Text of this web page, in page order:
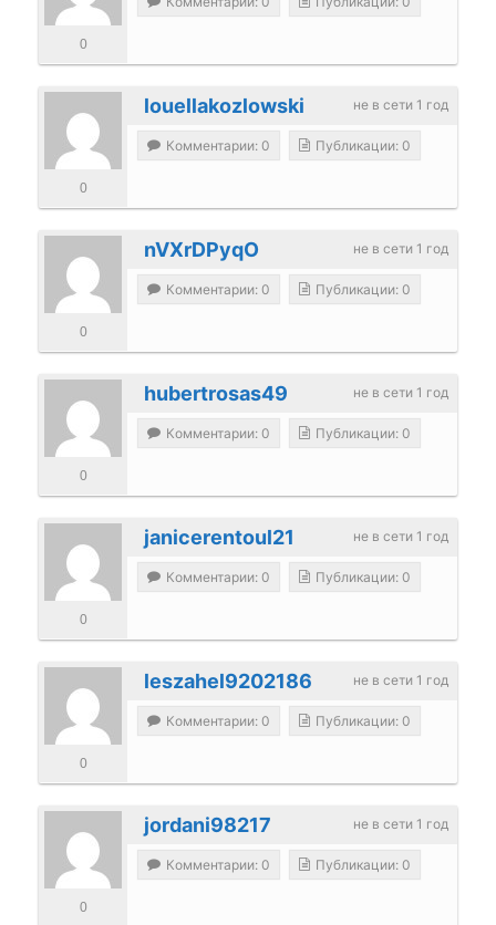
0
не в сети 1 год
louellakozlowski
0
Комментарии: 0 Публикации: 0
не в сети 1 год
nVXrDPyqO
0
Комментарии: 0 Публикации: 0
не в сети 1 год
hubertrosas49
0
Комментарии: 0 Публикации: 0
не в сети 1 год
janicerentoul21
0
Комментарии: 0 Публикации: 0
не в сети 1 год
leszahel9202186
0
Комментарии: 0 Публикации: 0
не в сети 1 год
jordani98217
0
Комментарии: 0 Публикации: 0